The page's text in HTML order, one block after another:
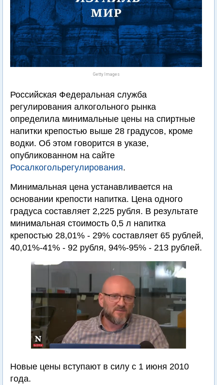
Getty Images
Российская Федеральная служба
регулирования алкогольного рынка
определила минимальные цены на спиртные
напитки крепостью выше 28 градусов, кроме
водки. Об этом говорится в указе,
опубликованном на сайте
Росалкогольрегулирования.
Минимальная цена устанавливается на
основании крепости напитка. Цена одного
градуса составляет 2,225 рубля. В результате
минимальная стоимость 0,5 л напитка
крепостью 28,01% - 29% составляет 65 рублей,
40,01%-41% - 92 рубля, 94%-95% - 213 рублей.
Новые цены вступают в силу с 1 июня 2010
года.